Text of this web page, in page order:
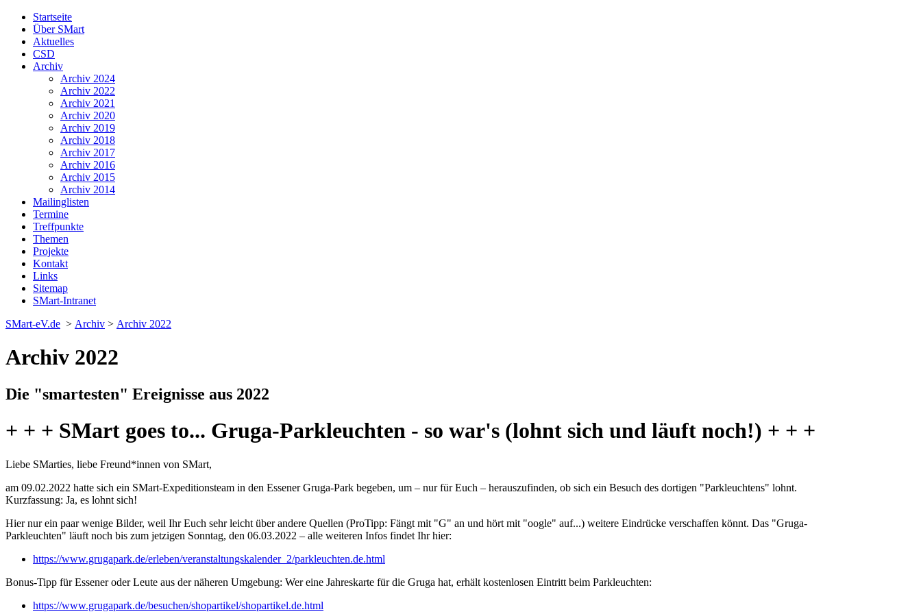
Startseite
Über SMart
Aktuelles
CSD
Archiv
Archiv 2024
Archiv 2022
Archiv 2021
Archiv 2020
Archiv 2019
Archiv 2018
Archiv 2017
Archiv 2016
Archiv 2015
Archiv 2014
Mailinglisten
Termine
Treffpunkte
Themen
Projekte
Kontakt
Links
Sitemap
SMart-Intranet
SMart-eV.de > Archiv > Archiv 2022
Archiv 2022
Die "smartesten" Ereignisse aus 2022
+ + + SMart goes to... Gruga-Parkleuchten - so war's (lohnt sich und läuft noch!) + + +
Liebe SMarties, liebe Freund*innen von SMart,
am 09.02.2022 hatte sich ein SMart-Expeditionsteam in den Essener Gruga-Park begeben, um – nur für Euch – herauszufinden, ob sich ein Besuch des dortigen "Parkleuchtens" lohnt.
Kurzfassung: Ja, es lohnt sich!
Hier nur ein paar wenige Bilder, weil Ihr Euch sehr leicht über andere Quellen (ProTipp: Fängt mit "G" an und hört mit "oogle" auf...) weitere Eindrücke verschaffen könnt. Das "Gruga-
Parkleuchten" läuft noch bis zum jetzigen Sonntag, den 06.03.2022 – alle weiteren Infos findet Ihr hier:
https://www.grugapark.de/erleben/veranstaltungskalender_2/parkleuchten.de.html
Bonus-Tipp für Essener oder Leute aus der näheren Umgebung: Wer eine Jahreskarte für die Gruga hat, erhält kostenlosen Eintritt beim Parkleuchten:
https://www.grugapark.de/besuchen/shopartikel/shopartikel.de.html